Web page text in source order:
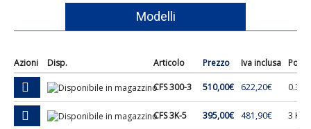
Modelli
Azioni Disp. Articolo Prezzo Iva inclusa
CFS 300-3 510,00€ 622,20€ 0.3
CFS 3K-5 395,00€ 481,90€ 3 Kg.